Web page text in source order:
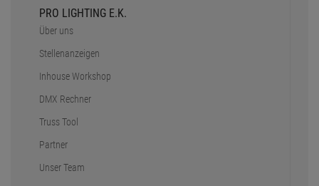
PRO LIGHTING E.K.
Über uns
Stellenanzeigen
Inhouse Workshop
DMX Rechner
Truss Tool
Partner
Unser Team